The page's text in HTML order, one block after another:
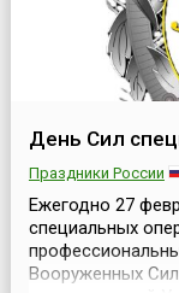
День Сил
Праздники России
Ежегодно 27
специальных
Вооруженных